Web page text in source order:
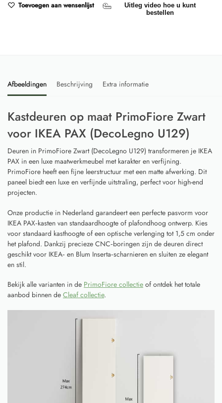
Toevoegen aan wensenlijst
Uitleg video hoe u kunt
bestellen
Afbeeldingen Beschrijving Extra informatie
Kastdeuren op maat PrimoFiore Zwart
voor IKEA PAX (DecoLegno U129)
Deuren in PrimoFiore Zwart (DecoLegno U129) transformeren je IKEA
PAX in een luxe maatwerkmeubel met karakter en verfijning.
PrimoFiore heeft een fijne leerstructuur met een matte afwerking. Dit
paneel biedt een luxe en verfijnde uitstraling, perfect voor high-end
projecten.
Onze productie in Nederland garandeert een perfecte pasvorm voor
IKEA PAX‑kasten van standaardhoogte of plafondhoog ontwerp. Kies
voor standaard kasthoogte of een optische verlenging tot 1,5 cm onder
het plafond. Dankzij precieze CNC‑boringen zijn de deuren direct
geschikt voor IKEA‑ en Blum Inserta‑scharnieren en sluiten ze elegant
en stil.
Bekijk alle varianten in de PrimoFiore collectie of ontdek het totale
aanbod binnen de Cleaf collectie.